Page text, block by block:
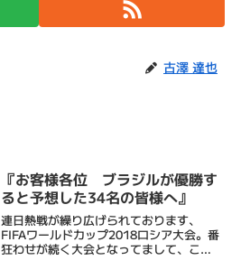
古澤 達也
『お客様各位 ブラジルが優勝す
ると予想した34名の皆様へ』
連日熱戦が繰り広げられております、
FIFAワールドカップ2018ロシア大会。番
狂わせが続く大会となってまして、ここ